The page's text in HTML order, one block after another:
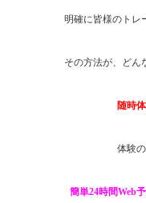
明確に皆様のトレ
その方法が、どん
随時
体験
簡単24時間Web